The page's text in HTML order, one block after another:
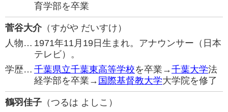
育学部を卒業
菅谷大介（すがや だいすけ）
人物… 1971年11月19日生まれ。アナウンサー（日本
テレビ）。
学歴… 千葉県立千葉東高等学校を卒業→千葉大学法
経学部を卒業→ 国際基督教大学大学院を修了
鶴羽佳子 （つるは よしこ）